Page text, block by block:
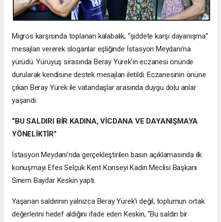
Migros karşısında toplanan kalabalık, “şiddete karşı dayanışma”
mesajları vererek sloganlar eşliğinde İstasyon Meydanı’na
yürüdü. Yürüyüş sırasında Beray Yürek’in eczanesi önünde
durularak kendisine destek mesajları iletildi. Eczanesinin önüne
çıkan Beray Yürek ile vatandaşlar arasında duygu dolu anlar
yaşandı.
“BU SALDIRI BİR KADINA, VİCDANA VE DAYANIŞMAYA
YÖNELİKTİR”
İstasyon Meydanı’nda gerçekleştirilen basın açıklamasında ilk
konuşmayı Efes Selçuk Kent Konseyi Kadın Meclisi Başkanı
Sinem Baydar Keskin yaptı.
Yaşanan saldırının yalnızca Beray Yürek’i değil, toplumun ortak
değerlerini hedef aldığını ifade eden Keskin, “Bu saldırı bir